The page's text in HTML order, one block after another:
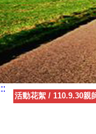
活動花絮/ 110.9.30親